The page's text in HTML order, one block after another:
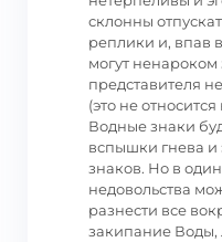
склонны
реплики и, впав
могут ненароком
представителя
(это не
Водные знаки
вспышки гнева и
знаков. Но в
недовольства
разнести все
закипание Воды,